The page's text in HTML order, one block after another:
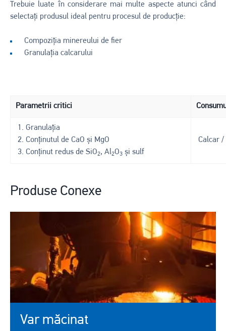
Trebuie luate în considerare mai multe aspecte atunci când
selectați produsul ideal pentru procesul de producție:
Compoziția minereului de fier
Granulația calcarului
Parametrii critici
1. Granulația
2. Conținutul de CaO și MgO
3. Conținut redus de SiO2, Al2O3 și sulf
Calcar
Produse Conexe
Var măcinat